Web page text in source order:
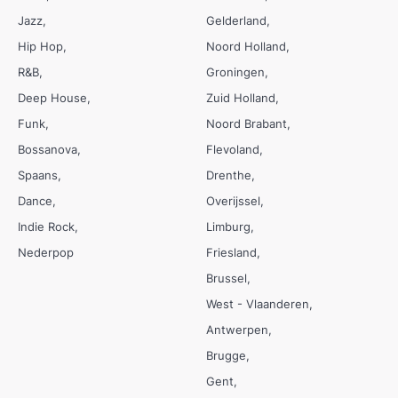
Jazz
Hip Hop
R&B
Deep House
Funk
Bossanova
Spaans
Dance
Indie Rock
Nederpop
Gelderland
Noord Holland
Groningen
Zuid Holland
Noord Brabant
Flevoland
Drenthe
Overijssel
Limburg
Friesland
Brussel
West - Vlaanderen
Antwerpen
Brugge
Gent